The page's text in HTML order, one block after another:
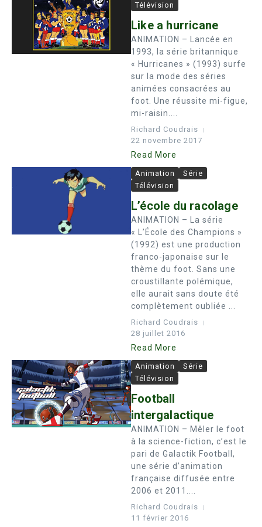
Télévision
Like a hurricane
ANIMATION – Lancée en
1993, la série britannique
« Hurricanes » (1993) surfe
sur la mode des séries
animées consacrées au
foot. Une réussite mi-figue,
mi-raisin....
Richard Coudrais
22 novembre 2017
Read More
Animation
Série
Télévision
L’école du racolage
ANIMATION – La série
« L’École des Champions »
(1992) est une production
franco-japonaise sur le
thème du foot. Sans une
croustillante polémique,
elle aurait sans doute été
complètement oubliée ...
Richard Coudrais
28 juillet 2016
Read More
Animation
Série
Télévision
Football
intergalactique
ANIMATION – Mêler le foot
à la science-fiction, c’est le
pari de Galactik Football,
une série d’animation
française diffusée entre
2006 et 2011....
Richard Coudrais
11 février 2016